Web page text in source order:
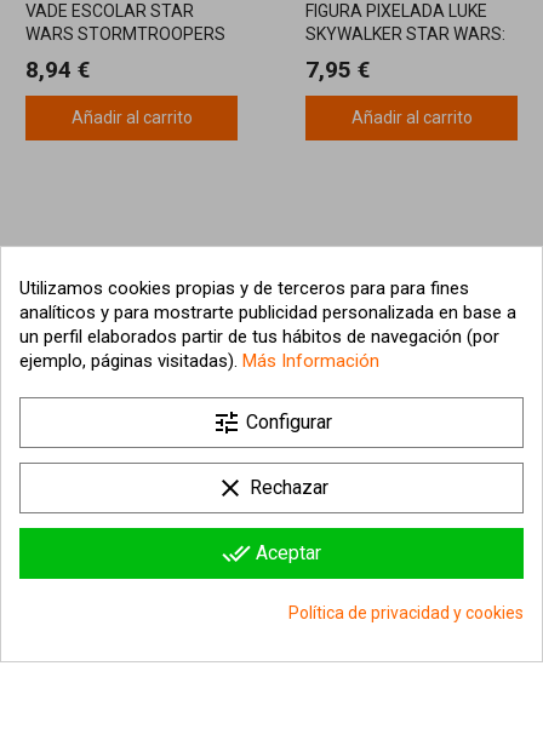
VADE ESCOLAR STAR
WARS STORMTROOPERS
8,94 €
Añadir al carrito
FIGURA PIXELADA LUKE
SKYWALKER STAR WARS:
BLOQUES
7,95 €
Añadir al carrito
Información sobre la tienda 
Utilizamos cookies propias y de terceros para para fines
analíticos y para mostrarte publicidad personalizada en base a
un perfil elaborados partir de tus hábitos de navegación (por
ejemplo, páginas visitadas). Más Información
tune Configurar
clear Rechazar
done_all Aceptar
Política de privacidad y cookies